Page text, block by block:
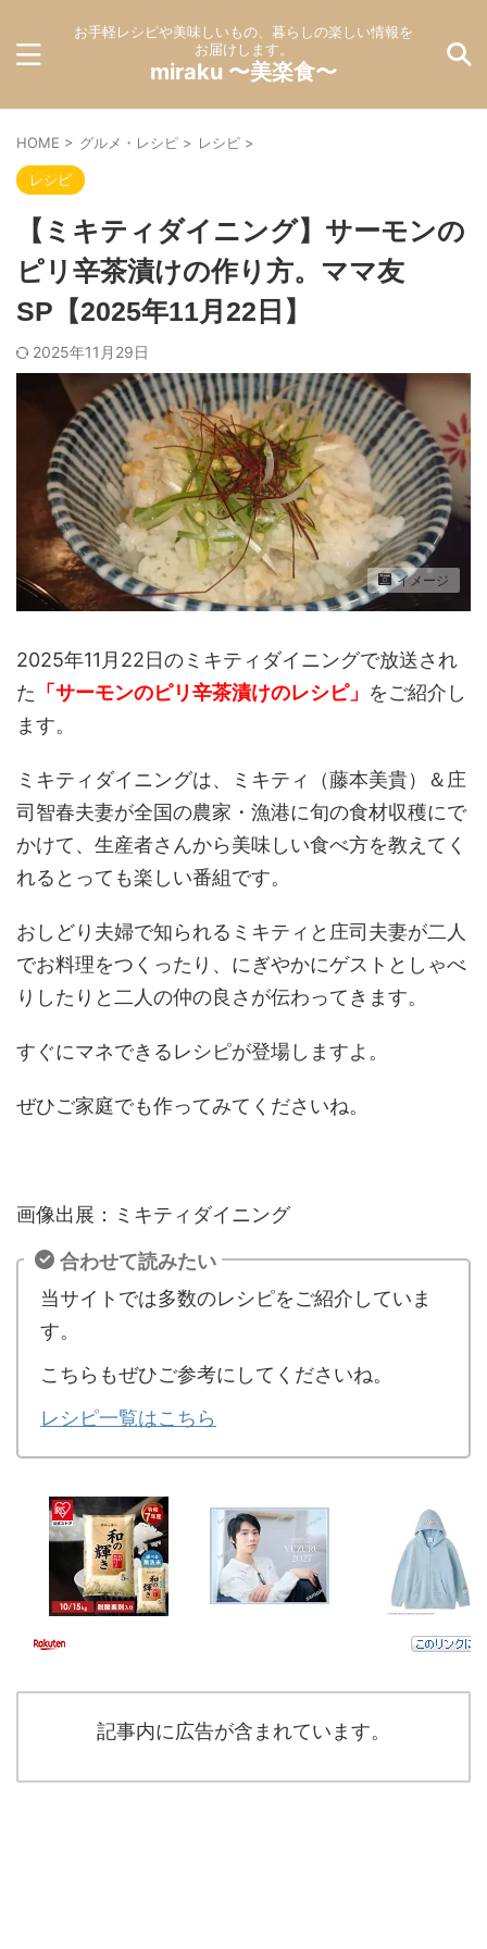
お手軽レシピや美味しいもの、暮らしの楽しい情報を
お届けします。
miraku 〜美楽食〜
HOME > グルメ・レシピ > レシピ >
レシピ
【ミキティダイニング】サーモンの
ピリ辛茶漬けの作り方。ママ友
SP【2025年11月22日】
2025年11月29日
イメージ
2025年11月22日のミキティダイニングで放送され
た 「サーモンのピリ辛茶漬けのレシピ」 をご紹介し
ます。
ミキティダイニングは、ミキティ（藤本美貴）＆庄
司智春夫妻が全国の農家・漁港に旬の食材収穫にで
かけて、生産者さんから美味しい食べ方を教えてく
れるとっても楽しい番組です。
おしどり夫婦で知られるミキティと庄司夫妻が二人
でお料理をつくったり、にぎやかにゲストとしゃべ
りしたりと二人の仲の良さが伝わってきます。
すぐにマネできるレシピが登場しますよ。
ぜひご家庭でも作ってみてくださいね。
画像出展：ミキティダイニング
合わせて読みたい
当サイトでは多数のレシピをご紹介していま
す。
こちらもぜひご参考にしてくださいね。
レシピ一覧はこちら
記事内に広告が含まれています。